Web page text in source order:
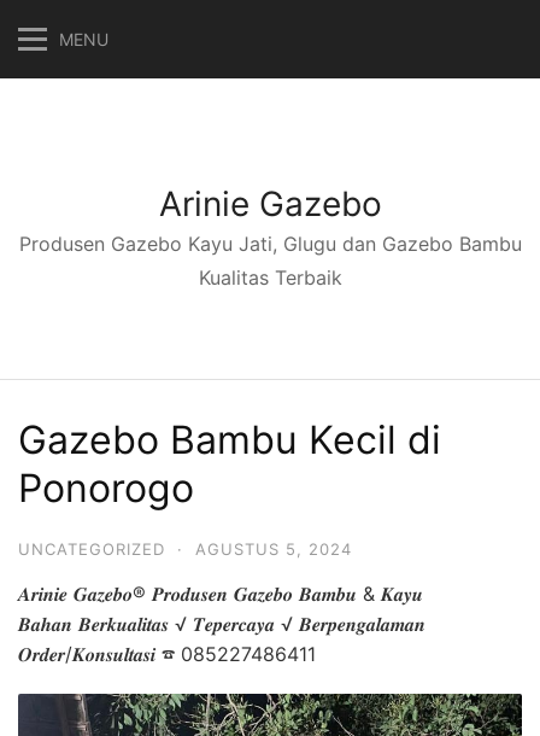
ke
konten
MENU
Arinie Gazebo
Produsen Gazebo Kayu Jati, Glugu dan Gazebo Bambu
Kualitas Terbaik
Gazebo Bambu Kecil di
Ponorogo
UNCATEGORIZED · AGUSTUS 5, 2024
𝑨𝒓𝒊𝒏𝒊𝒆 𝑮𝒂𝒛𝒆𝒃𝒐® 𝑷𝒓𝒐𝒅𝒖𝒔𝒆𝒏 𝑮𝒂𝒛𝒆𝒃𝒐 𝑩𝒂𝒎𝒃𝒖 & 𝑲𝒂𝒚𝒖
𝑩𝒂𝒉𝒂𝒏 𝑩𝒆𝒓𝒌𝒖𝒂𝒍𝒊𝒕𝒂𝒔 √ 𝑻𝒆𝒑𝒆𝒓𝒄𝒂𝒚𝒂 √ 𝑩𝒆𝒓𝒑𝒆𝒏𝒈𝒂𝒍𝒂𝒎𝒂𝒏
𝑶𝒓𝒅𝒆𝒓/𝑲𝒐𝒏𝒔𝒖𝒍𝒕𝒂𝒔𝒊 ☎ 085227486411